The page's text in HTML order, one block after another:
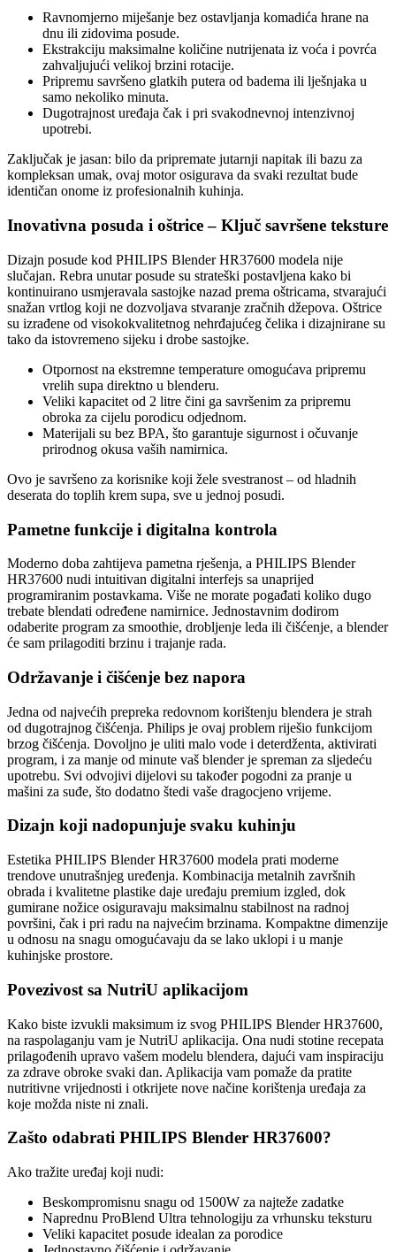
Ravnomjerno miješanje bez ostavljanja komadića hrane na
dnu ili zidovima posude.
Ekstrakciju maksimalne količine nutrijenata iz voća i povrća
zahvaljujući velikoj brzini rotacije.
Pripremu savršeno glatkih putera od badema ili lješnjaka u
samo nekoliko minuta.
Dugotrajnost uređaja čak i pri svakodnevnoj intenzivnoj
upotrebi.
Zaključak je jasan: bilo da pripremate jutarnji napitak ili bazu za
kompleksan umak, ovaj motor osigurava da svaki rezultat bude
identičan onome iz profesionalnih kuhinja.
Inovativna posuda i oštrice – Ključ savršene teksture
Dizajn posude kod PHILIPS Blender HR37600 modela nije
slučajan. Rebra unutar posude su strateški postavljena kako bi
kontinuirano usmjeravala sastojke nazad prema oštricama, stvarajući
snažan vrtlog koji ne dozvoljava stvaranje zračnih džepova. Oštrice
su izrađene od visokokvalitetnog nehrđajućeg čelika i dizajnirane su
tako da istovremeno sijeku i drobe sastojke.
Otpornost na ekstremne temperature omogućava pripremu
vrelih supa direktno u blenderu.
Veliki kapacitet od 2 litre čini ga savršenim za pripremu
obroka za cijelu porodicu odjednom.
Materijali su bez BPA, što garantuje sigurnost i očuvanje
prirodnog okusa vaših namirnica.
Ovo je savršeno za korisnike koji žele svestranost – od hladnih
deserata do toplih krem supa, sve u jednoj posudi.
Pametne funkcije i digitalna kontrola
Moderno doba zahtijeva pametna rješenja, a PHILIPS Blender
HR37600 nudi intuitivan digitalni interfejs sa unaprijed
programiranim postavkama. Više ne morate pogađati koliko dugo
trebate blendati određene namirnice. Jednostavnim dodirom
odaberite program za smoothie, drobljenje leda ili čišćenje, a blender
će sam prilagoditi brzinu i trajanje rada.
Održavanje i čišćenje bez napora
Jedna od najvećih prepreka redovnom korištenju blendera je strah
od dugotrajnog čišćenja. Philips je ovaj problem riješio funkcijom
brzog čišćenja. Dovoljno je uliti malo vode i deterdženta, aktivirati
program, i za manje od minute vaš blender je spreman za sljedeću
upotrebu. Svi odvojivi dijelovi su također pogodni za pranje u
mašini za suđe, što dodatno štedi vaše dragocjeno vrijeme.
Dizajn koji nadopunjuje svaku kuhinju
Estetika PHILIPS Blender HR37600 modela prati moderne
trendove unutrašnjeg uređenja. Kombinacija metalnih završnih
obrada i kvalitetne plastike daje uređaju premium izgled, dok
gumirane nožice osiguravaju maksimalnu stabilnost na radnoj
površini, čak i pri radu na najvećim brzinama. Kompaktne dimenzije
u odnosu na snagu omogućavaju da se lako uklopi i u manje
kuhinjske prostore.
Povezivost sa NutriU aplikacijom
Kako biste izvukli maksimum iz svog PHILIPS Blender HR37600,
na raspolaganju vam je NutriU aplikacija. Ona nudi stotine recepata
prilagođenih upravo vašem modelu blendera, dajući vam inspiraciju
za zdrave obroke svaki dan. Aplikacija vam pomaže da pratite
nutritivne vrijednosti i otkrijete nove načine korištenja uređaja za
koje možda niste ni znali.
Zašto odabrati PHILIPS Blender HR37600?
Ako tražite uređaj koji nudi:
Beskompromisnu snagu od 1500W za najteže zadatke
Naprednu ProBlend Ultra tehnologiju za vrhunsku teksturu
Veliki kapacitet posude idealan za porodice